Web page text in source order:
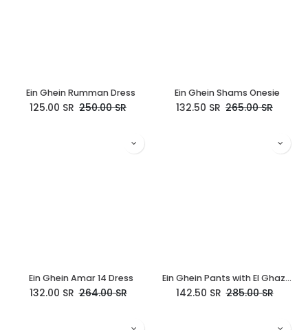
Ein Ghein Rumman Dress
125.00 SR 250.00SR
Ein Ghein Shams Onesie
132.50 SR 265.00SR
Ein Ghein Amar 14 Dress
132.00 SR 264.00SR
Ein Ghein Pants with El Ghazala
142.50 SR 285.00SR